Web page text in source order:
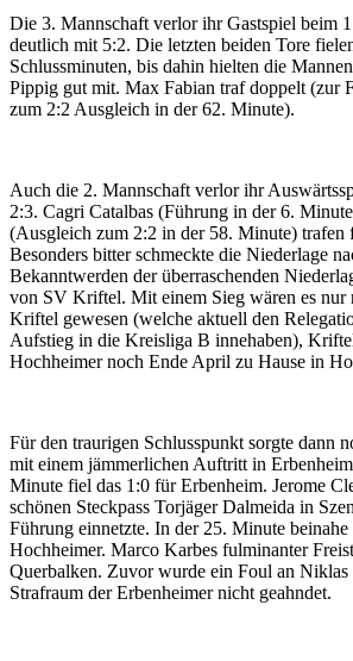
Die 3. Mannschaft verlor ihr Gastspiel beim
deutlich mit 5:2. Die letzten beiden Tore
Schlussminuten, bis dahin hielten die
Pippig gut mit. Max Fabian traf doppelt (zur
zum 2:2 Ausgleich in der 62. Minute).
Auch die 2. Mannschaft verlor ihr
2:3. Cagri Catalbas (Führung in der 6.
(Ausgleich zum 2:2 in der 58. Minute) trafen
Besonders bitter schmeckte die Niederlage
Bekanntwerden der überraschenden
von SV Kriftel. Mit einem Sieg wären es nur
Kriftel gewesen (welche aktuell den
Aufstieg in die Kreisliga B innehaben),
Hochheimer noch Ende April zu Hause in
Für den traurigen Schlusspunkt sorgte dann
mit einem jämmerlichen Auftritt in
Minute fiel das 1:0 für Erbenheim. Jerome
schönen Steckpass Torjäger Dalmeida in
Führung einnetzte. In der 25. Minute
Hochheimer. Marco Karbes fulminanter
Querbalken. Zuvor wurde ein Foul an Niklas
Strafraum der Erbenheimer nicht geahndet.